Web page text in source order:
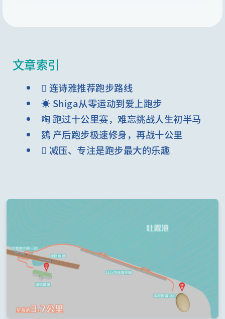
文章索引
 连诗雅推荐跑步路线
☀️ Shiga从零运动到爱上跑步
啕 跑过十公里赛，难忘挑战人生初半马
鵎 产后跑步极速修身，再战十公里
 减压、专注是跑步最大的乐趣